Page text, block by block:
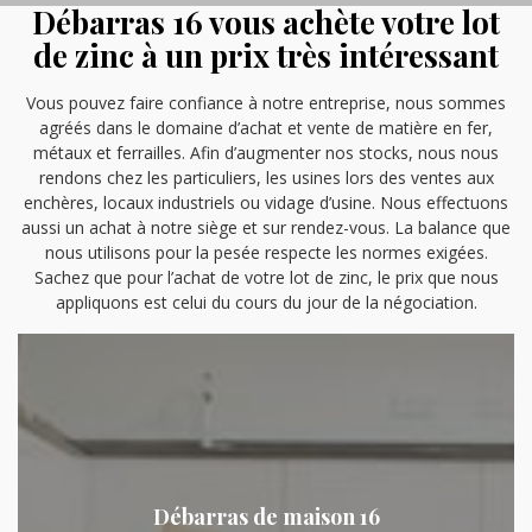
Débarras 16 vous achète votre lot
de zinc à un prix très intéressant
Vous pouvez faire confiance à notre entreprise, nous sommes
agréés dans le domaine d’achat et vente de matière en fer,
métaux et ferrailles. Afin d’augmenter nos stocks, nous nous
rendons chez les particuliers, les usines lors des ventes aux
enchères, locaux industriels ou vidage d’usine. Nous effectuons
aussi un achat à notre siège et sur rendez-vous. La balance que
nous utilisons pour la pesée respecte les normes exigées.
Sachez que pour l’achat de votre lot de zinc, le prix que nous
appliquons est celui du cours du jour de la négociation.
Débarras de maison 16